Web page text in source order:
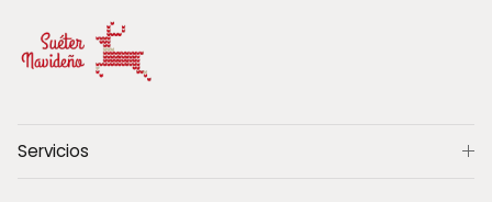
Servicios